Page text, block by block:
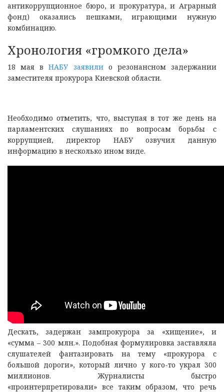
антикоррупционное бюро, и прокуратура, и Аграрный
фонд) оказались пешками, играющими нужную
комбинацию.
Хронология «громкого дела»
18 мая вНАБУ заявилио резонансном задержании
заместителя прокурора Киевской области.
Необходимо отметить, что, выступая в тот же день на
парламентских слушаниях по вопросам борьбы с
коррупцией, директор НАБУ озвучил данную
информацию в несколько ином виде.
Дескать, задержан зампрокурора за «хищение», и
«сумма – 300 млн.». Подобная формулировка заставляла
слушателей фантазировать на тему «прокурора с
большой дороги», который лично у кого-то украл 300
миллионов. Журналисты быстро
«проинтерпретировали» все таким образом, что речь